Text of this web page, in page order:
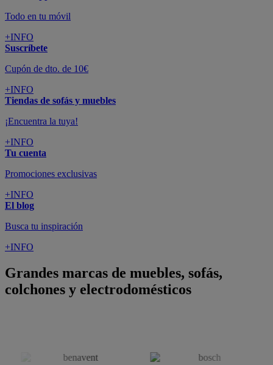
Todo en tu móvil
+INFO
Suscríbete
Cupón de dto. de 10€
+INFO
Tiendas de sofás y muebles
¡Encuentra la tuya!
+INFO
Tu cuenta
Promociones exclusivas
+INFO
El blog
Busca tu inspiración
+INFO
Grandes marcas de muebles, sofás,
colchones y electrodomésticos